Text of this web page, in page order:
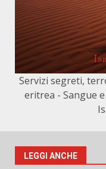
Servizi segreti,
eritrea - Sangue
LEGGI ANCHE